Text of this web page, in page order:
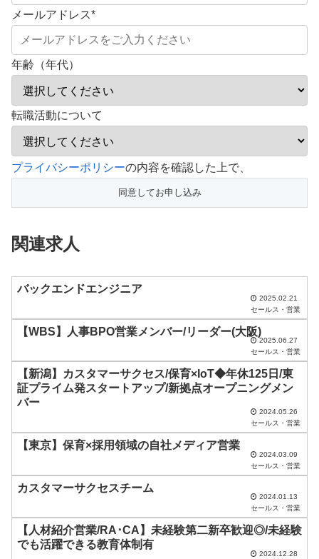
メールアドレス*
年齢（年代）
転職活動について
こ
フ
ー
ド
ま
に
だ
。
プライバシーポリシーの内容を確認した上で、
関連求人
バックエンドエンジニア
2025.02.21
セールス・営業
【WBS】人事BPO営業メンバー/リーダー(大阪)
2025.06.27
セールス・営業
【新潟】カスタマーサクセス/保育×IoT◆年休125日/東
証プライム発スタートアップ/新拠点オープニングメン
バー
2024.05.26
セールス・営業
【東京】保育×採用領域の自社メディア営業
2024.03.09
セールス・営業
カスタマーサクセスチーム
2024.01.13
セールス・営業
【人材紹介営業/RA･CA】未経験第二新卒歓迎◎/未経験
でも活躍できる教育体制有
2024.12.28